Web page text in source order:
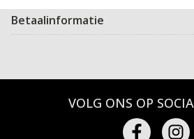
Betaalinformatie
VOLG ONS OP